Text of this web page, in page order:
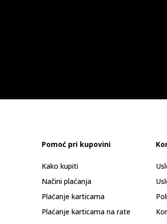
Pomoć pri kupovini
Kako kupiti
Načini plaćanja
Plaćanje karticama
Plaćanje karticama na rate